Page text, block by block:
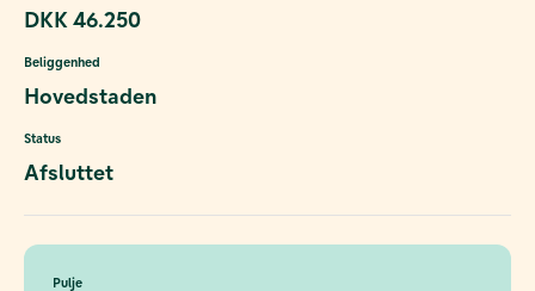
DKK 46.250
Beliggenhed
Hovedstaden
Status
Afsluttet
Pulje